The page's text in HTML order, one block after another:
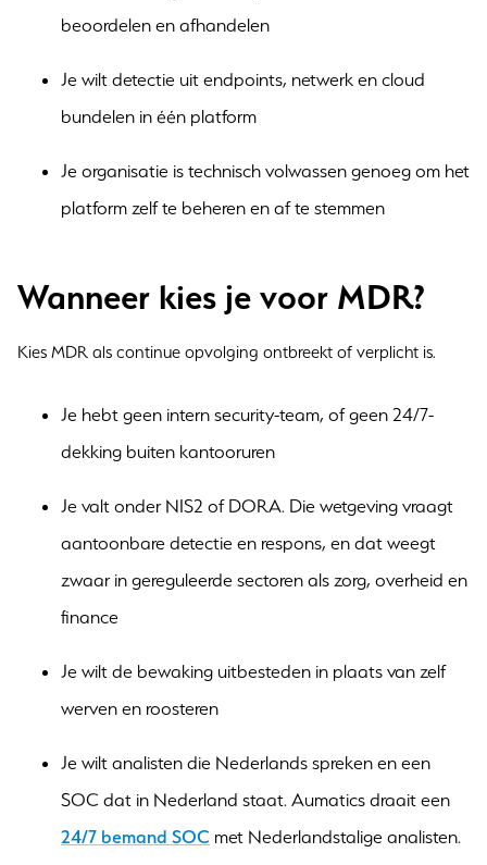
beoordelen en afhandelen
Je wilt detectie uit endpoints, netwerk en cloud
bundelen in één platform
Je organisatie is technisch volwassen genoeg om het
platform zelf te beheren en af te stemmen
Wanneer kies je voor MDR?
Kies MDR als continue opvolging ontbreekt of verplicht is.
Je hebt geen intern security-team, of geen 24/7-
dekking buiten kantooruren
Je valt onder NIS2 of DORA. Die wetgeving vraagt
aantoonbare detectie en respons, en dat weegt
zwaar in gereguleerde sectoren als zorg, overheid en
finance
Je wilt de bewaking uitbesteden in plaats van zelf
werven en roosteren
Je wilt analisten die Nederlands spreken en een
SOC dat in Nederland staat. Aumatics draait een
24/7 bemand SOC met Nederlandstalige analisten.